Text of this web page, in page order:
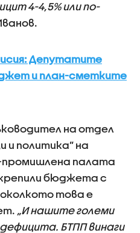
4-4,5% или по-
Депутатите
и план-сметките
на отдел
и политика” на
промишлена палата
бюджета с
това е
„И нашите големи
БТПП винаги